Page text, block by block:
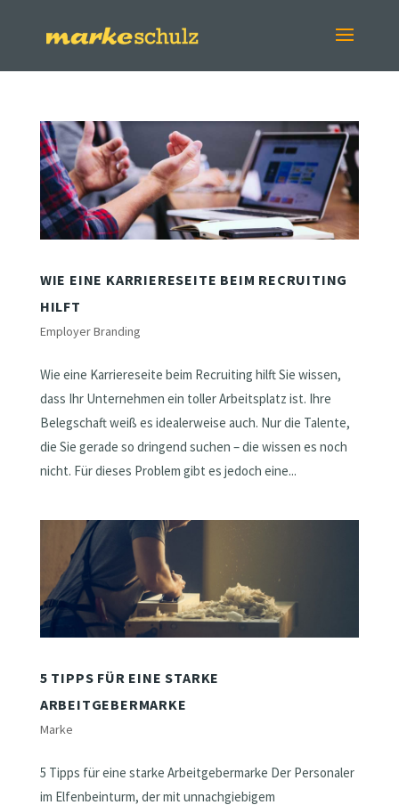
WIE EINE KARRIERESEITE BEIM RECRUITING
HILFT
Employer Branding
Wie eine Karriereseite beim Recruiting hilft Sie wissen,
dass Ihr Unternehmen ein toller Arbeitsplatz ist. Ihre
Belegschaft weiß es idealerweise auch. Nur die Talente,
die Sie gerade so dringend suchen – die wissen es noch
nicht. Für dieses Problem gibt es jedoch eine...
5 TIPPS FÜR EINE STARKE
ARBEITGEBERMARKE
Marke
5 Tipps für eine starke Arbeitgebermarke Der Personaler
im Elfenbeinturm, der mit unnachgiebigem